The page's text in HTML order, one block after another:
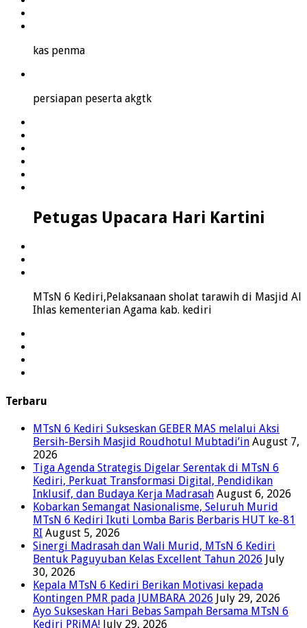
kas penma
persiapan peserta akgtk
Petugas Upacara Hari Kartini
MTsN 6 Kediri,Pelaksanaan sholat tarawih di Masjid Al
Ihlas kementerian Agama kab. kediri
Terbaru
MTsN 6 Kediri Sukseskan GEBER MAS melalui Aksi
Bersih-Bersih Masjid Roudhotul Mubtadi’in August 7,
2026
Tiga Agenda Strategis Digelar Serentak di MTsN 6
Kediri, Perkuat Transformasi Digital, Pendidikan
Inklusif, dan Budaya Kerja Madrasah August 6, 2026
Kobarkan Semangat Nasionalisme, Seluruh Murid
MTsN 6 Kediri Ikuti Lomba Baris Berbaris HUT ke-81
RI August 5, 2026
Sinergi Madrasah dan Wali Murid, MTsN 6 Kediri
Bentuk Paguyuban Kelas Excellent Tahun 2026 July
30, 2026
Kepala MTsN 6 Kediri Berikan Motivasi kepada
Kontingen PMR pada JUMBARA 2026 July 29, 2026
Ayo Sukseskan Hari Bebas Sampah Bersama MTsN 6
Kediri PRiMA! July 29, 2026